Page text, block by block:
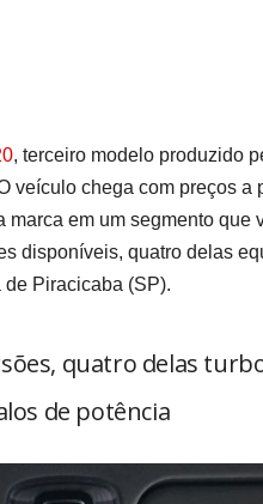
, terceiro modelo produzido
veículo chega com preços a
marca em um segmento que
disponíveis, quatro delas
Piracicaba (SP).
quatro delas
de potência